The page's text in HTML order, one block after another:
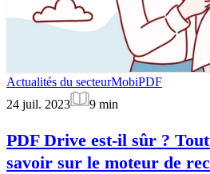
Actualités du secteurMobiPDF
24 juil. 2023
9 min
PDF Drive est-il sûr ?
savoir sur le moteur de